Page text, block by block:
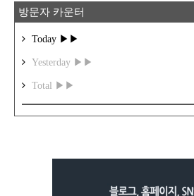
방문자 카운터
Today ▶▶
Yesterday ▶▶
Total ▶▶